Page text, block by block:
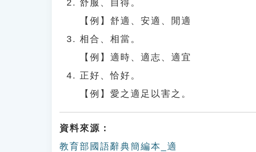
舒服、自得。
【例】舒適、安適、閒適
相合、相當。
【例】適時、適志、適宜
正好、恰好。
【例】愛之適足以害之。
資料來源：
教育部國語辭典簡編本_適